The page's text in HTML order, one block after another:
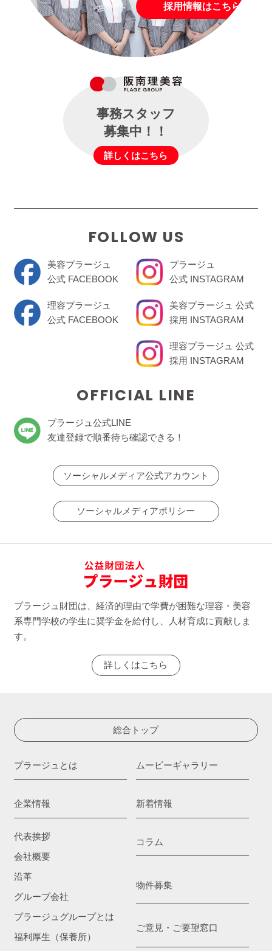
採用情報はこちら
事務スタッフ
募集中！！
詳しくはこちら
FOLLOW US
美容プラージュ
公式 FACEBOOK
理容プラージュ
公式 FACEBOOK
プラージュ
公式 INSTAGRAM
美容プラージュ 公式
採用 INSTAGRAM
理容プラージュ 公式
採用 INSTAGRAM
OFFICIAL LINE
プラージュ公式LINE
友達登録で順番待ち確認できる！
ソーシャルメディア公式アカウント
ソーシャルメディアポリシー
プラージュ財団は、経済的理由で学費が困難な理容・美容
系専門学校の学生に奨学金を給付し、人材育成に貢献しま
す。
詳しくはこちら
総合トップ
プラージュとは
企業情報
代表挨拶
会社概要
沿革
グループ会社
プラージュグループとは
福利厚生（保養所）
ムービーギャラリー
新着情報
コラム
物件募集
ご意見・ご要望窓口